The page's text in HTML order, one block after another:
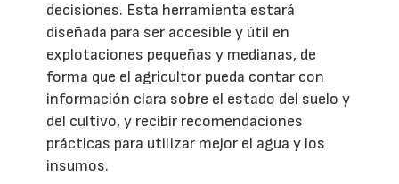
decisiones. Esta herramienta estará
diseñada para ser accesible y útil en
explotaciones pequeñas y medianas, de
forma que el agricultor pueda contar con
información clara sobre el estado del suelo y
del cultivo, y recibir recomendaciones
prácticas para utilizar mejor el agua y los
insumos.